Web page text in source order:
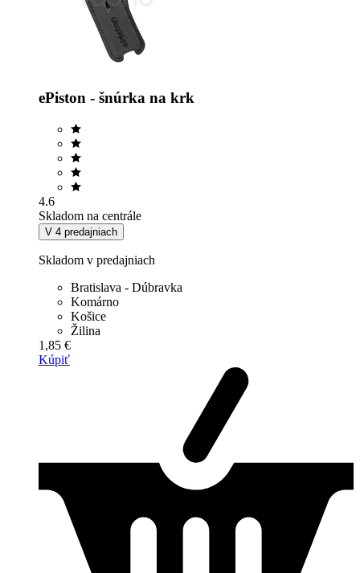
ePiston - šnúrka na krk
4.6
Skladom na centrále
V 4 predajniach
Skladom v predajniach
Bratislava - Dúbravka
Komárno
Košice
Žilina
1,85 €
Kúpiť